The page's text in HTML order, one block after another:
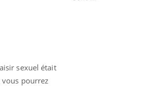
sexuel était
vous pourrez